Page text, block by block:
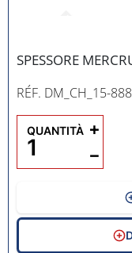
SPESSORE
RÉF. DM_CH_15-
QUANTITÀ
−
+